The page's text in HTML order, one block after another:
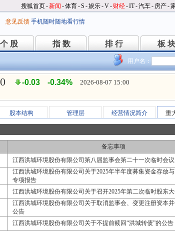
搜狐首页-新闻 -体育-S -娱乐-V- 财经-IT-汽车- 房产-
意见反馈 手机随时随地看行情
个 股
个 股 指 数
指 数 排 行
排 行 板 块
板 块
用户名：
-0.03 -0.34% 2026-08-07 15:00
股本结构 管理层 经营情况简介 重
备忘事项
江西洪城环境股份有限公司第八届监事会第二十一次临时会
江西洪城环境股份有限公司关于2025年半年度募集资金存放
专项报告
江西洪城环境股份有限公司关于召开2025年第二次临时股东
江西洪城环境股份有限公司关于取消监事会、变更注册资本
公告
江西洪城环境股份有限公司关于不提前赎回“洪城转债”的公告